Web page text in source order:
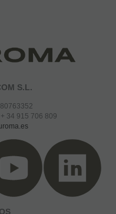
S.L.
34 915 706 809